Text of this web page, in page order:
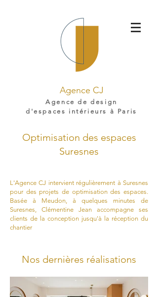
Agence CJ
Agence de design
d'espaces intérieurs à Paris
Optimisation des espaces
Suresnes
L'Agence CJ intervient régulièrement à Suresnes
pour des projets de optimisation des espaces.
Basée à Meudon, à quelques minutes de
Suresnes, Clémentine Jean accompagne ses
clients de la conception jusqu'à la réception du
chantier
Nos dernières réalisations